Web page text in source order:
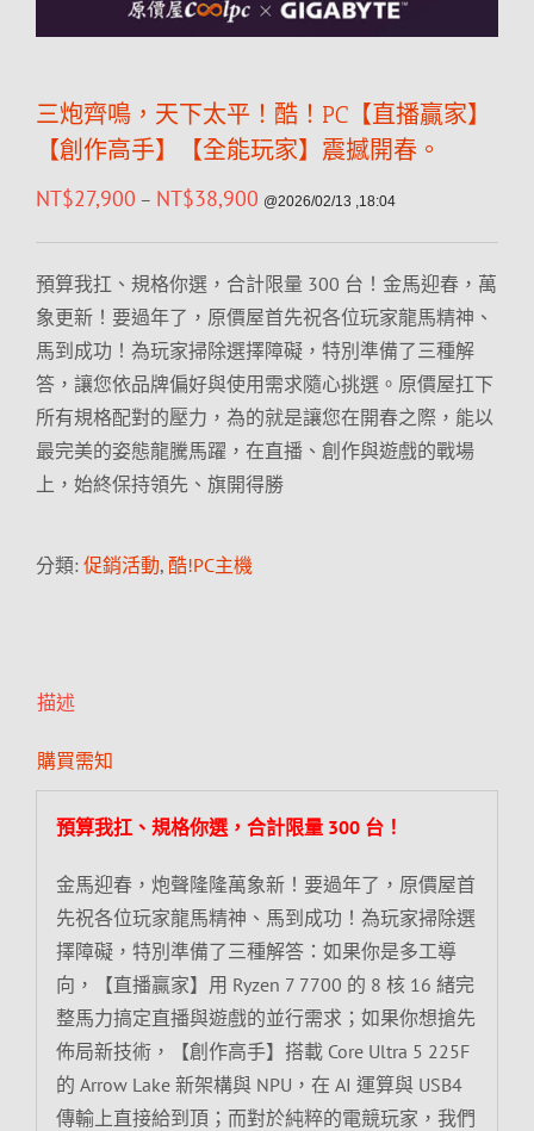
三炮齊鳴，天下太平！酷！PC【直播贏家】
【創作高手】【全能玩家】震撼開春。
NT$27,900 – NT$38,900 @2026/02/13 ,18:04
預算我扛、規格你選，合計限量 300 台！金馬迎春，萬
象更新！要過年了，原價屋首先祝各位玩家龍馬精神、
馬到成功！為玩家掃除選擇障礙，特別準備了三種解
答，讓您依品牌偏好與使用需求隨心挑選。原價屋扛下
所有規格配對的壓力，為的就是讓您在開春之際，能以
最完美的姿態龍騰馬躍，在直播、創作與遊戲的戰場
上，始終保持領先、旗開得勝
分類: 促銷活動, 酷!PC主機
描述
購買需知
預算我扛、規格你選，合計限量 300 台！
金馬迎春，炮聲隆隆萬象新！要過年了，原價屋首
先祝各位玩家龍馬精神、馬到成功！為玩家掃除選
擇障礙，特別準備了三種解答：如果你是多工導
向，【直播贏家】用 Ryzen 7 7700 的 8 核 16 緒完
整馬力搞定直播與遊戲的並行需求；如果你想搶先
佈局新技術，【創作高手】搭載 Core Ultra 5 225F
的 Arrow Lake 新架構與 NPU，在 AI 運算與 USB4
傳輸上直接給到頂；而對於純粹的電競玩家，我們